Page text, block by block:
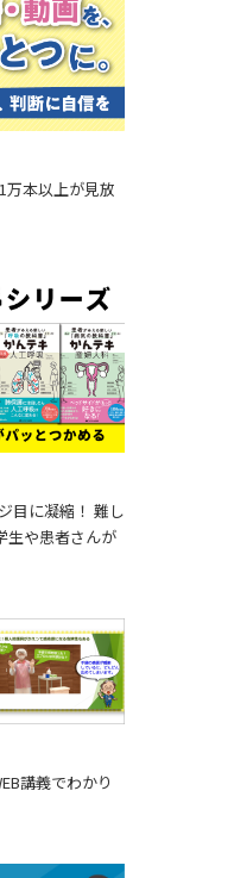
万本以上が見放
目に凝縮！ 難し
生や患者さんが
講義でわかり